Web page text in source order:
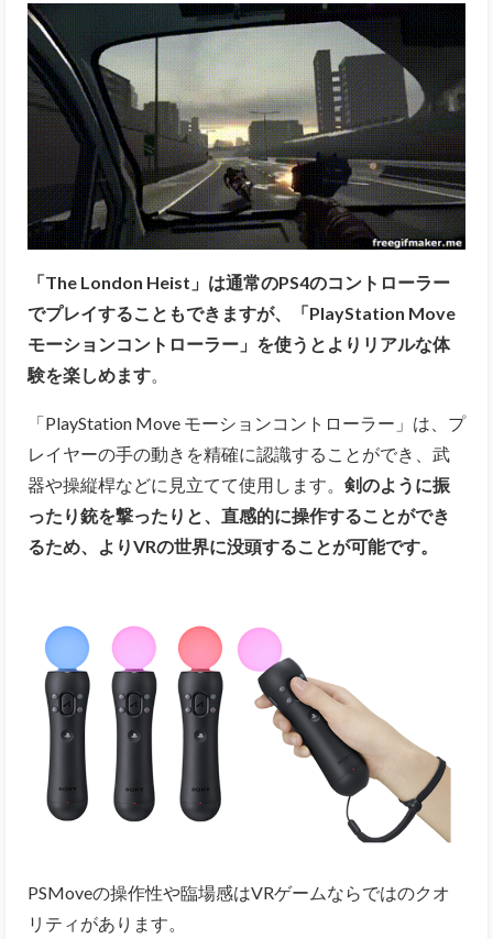
「The London Heist」は通常のPS4のコントローラー
でプレイすることもできますが、「PlayStation Move
モーションコントローラー」を使うとよりリアルな体
験を楽しめます。
「PlayStation Move モーションコントローラー」は、プ
レイヤーの手の動きを精確に認識することができ、武
器や操縦桿などに見立てて使用します。 剣のように振
ったり銃を撃ったりと、直感的に操作することができ
るため、よりVRの世界に没頭することが可能です。
PSMoveの操作性や臨場感はVRゲームならではのクオ
リティがあります。